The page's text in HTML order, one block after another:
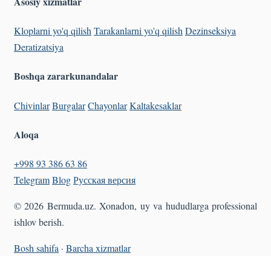
Kloplarni yo'q qilish Tarakanlarni yo'q qilish Dezinseksiya
Deratizatsiya
Boshqa zararkunandalar
ChivinlarBurgalarChayonlarKaltakesaklar
Aloqa
+998 93 386 63 86
TelegramBlogРусская версия
© 2026 Bermuda.uz. Xonadon, uy va hududlarga professional
ishlov berish.
Bosh sahifa · Barcha xizmatlar